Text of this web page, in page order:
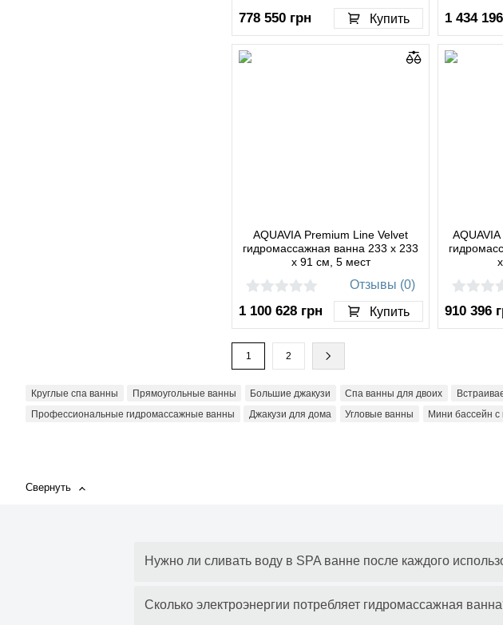
778 550 грн Купить 1 434 196
AQUAVIA Premium Line Velvet
гидромассажная ванна 233 x 233
x 91 см, 5 мест
Отзывы (0)
1 100 628 грн Купить 910 396
1 2
Круглые спа ванны Прямоугольные ванны Большие джакузи Спа ванны для двоих
Профессиональные гидромассажные ванны
Джакузи для дома Угловые ванны Мини бассейн с
Нужно ли сливать воду в SPA ванне после каждого
Сколько электроэнергии потребляет гидромассажная